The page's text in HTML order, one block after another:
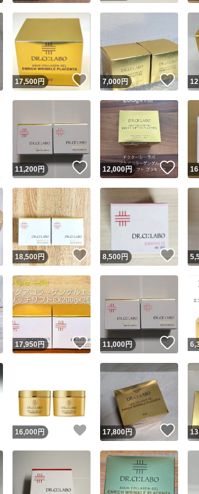
Yahoo!フリマが定めた一定の
安心取引出品者
取引実績
取引実績◯+
他フリマ実績◯+
スピード&安心発送
※このバッジは実績に基づく表示
スピード＆安心発送
スピード発送
安心発送
商品画像の無断転載
コピーは1商品につき1
いいね！
17,500円 いいね！
7,000円 いい
いいね！
11,200円 いいね！
12,000円 いい
いいね！
18,500円 いいね！
8,500円 いい
いいね！
17,950円 いいね！
11,000円 い
いいね！
16,000 円 いいね！
17,800円 い